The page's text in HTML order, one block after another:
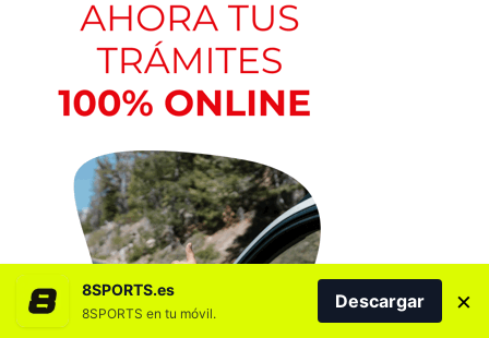
8SPORTS.es
8SPORTS en tu móvil.
Descargar ×